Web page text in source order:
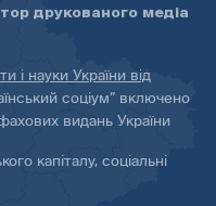
друкованого медіа
і науки України від
соціум” включено
видань України
капіталу, соціальні